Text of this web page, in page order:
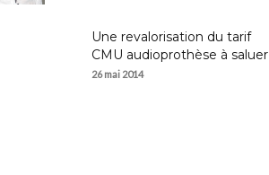
Une revalorisation du tarif
CMU audioprothèse à saluer
26 mai 2014